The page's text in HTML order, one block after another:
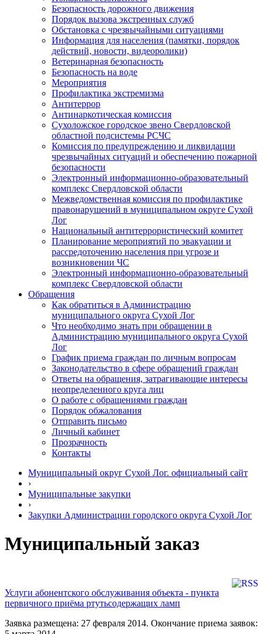
Безопасность дорожного движения
Порядок вызова экстренных служб
Обстановка с чрезвычайными ситуациями
Информация для населения (памятки, порядок
действий, новости, видеоролики)
Ветеринарная безопасность
Безопасность на воде
Мероприятия
Профилактика экстремизма
Антитеррор
Антинаркотическая комиссия
Сухоложское городское звено Свердловской
областной подсистемы РСЧС
Комиссия по предупреждению и ликвидации
чрезвычайных ситуаций и обеспечению пожарной
безопасности
Электронный информационно-образовательный
комплекс Cвердловской области
Межведомственная комиссия по профилактике
правонарушений в муниципальном округе Сухой
Лог
Национальный антитеррористический комитет
Планирование мероприятий по эвакуации и
рассредоточению населения при угрозе и
возникновении ЧС
Электронный информационно-образовательный
комплекс Свердловской области
Обращения
Как обратиться в Администрацию
муниципального округа Сухой Лог
Что необходимо знать при обращении в
Администрацию муниципального округа Сухой
Лог
График приема граждан по личным вопросам
Законодательство в сфере обращений граждан
Ответы на обращения, затрагивающие интересы
неопределенного круга лиц
О работе с обращениями граждан
Порядок обжалования
Отправить письмо
Личный кабинет
Прозрачность
Контакты
Муниципальный округ Сухой Лог. официальный сайт
›
Муниципальные закупки
›
Закупки Администрации городского округа Сухой Лог
Муниципальный заказ
Услуги абонентского обслуживания объекта - пункта
первичного приёма ртутьсодержащих ламп
Заявка размещена: 27 февраля 2014. Окончание приема заявок: